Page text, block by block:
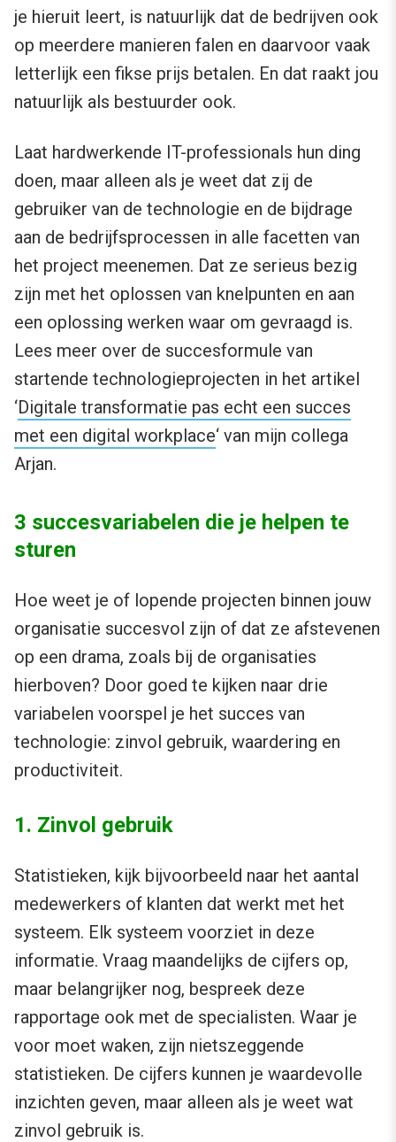
je hieruit leert, is natuurlijk dat de bedrijven ook
op meerdere manieren falen en daarvoor vaak
letterlijk een fikse prijs betalen. En dat raakt jou
natuurlijk als bestuurder ook.
Laat hardwerkende IT-professionals hun ding
doen, maar alleen als je weet dat zij de
gebruiker van de technologie en de bijdrage
aan de bedrijfsprocessen in alle facetten van
het project meenemen. Dat ze serieus bezig
zijn met het oplossen van knelpunten en aan
een oplossing werken waar om gevraagd is.
Lees meer over de succesformule van
startende technologieprojecten in het artikel
‘Digitale transformatie pas echt een succes
met een digital workplace‘ van mijn collega
Arjan.
3 succesvariabelen die je helpen te
sturen
Hoe weet je of lopende projecten binnen jouw
organisatie succesvol zijn of dat ze afstevenen
op een drama, zoals bij de organisaties
hierboven? Door goed te kijken naar drie
variabelen voorspel je het succes van
technologie: zinvol gebruik, waardering en
productiviteit.
1. Zinvol gebruik
Statistieken, kijk bijvoorbeeld naar het aantal
medewerkers of klanten dat werkt met het
systeem. Elk systeem voorziet in deze
informatie. Vraag maandelijks de cijfers op,
maar belangrijker nog, bespreek deze
rapportage ook met de specialisten. Waar je
voor moet waken, zijn nietszeggende
statistieken. De cijfers kunnen je waardevolle
inzichten geven, maar alleen als je weet wat
zinvol gebruik is.